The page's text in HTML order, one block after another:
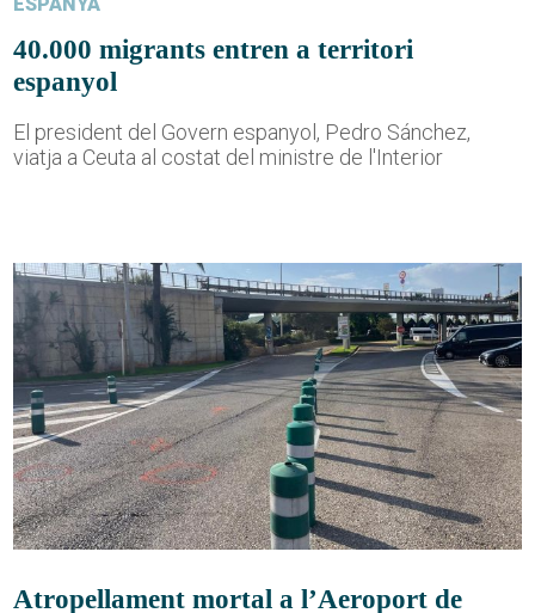
40.000 migrants entren a territori
espanyol
El president del Govern espanyol, Pedro Sánchez,
viatja a Ceuta al costat del ministre de l'Interior
Atropellament mortal a l’Aeroport de